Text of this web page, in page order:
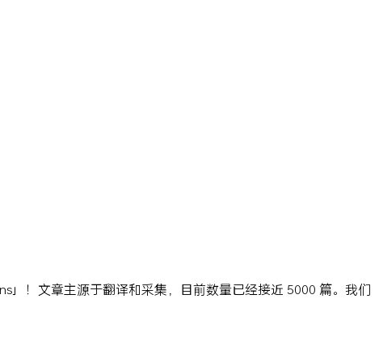
」！文章主源于翻译和采集，目前数量已经接近 5000 篇。我们